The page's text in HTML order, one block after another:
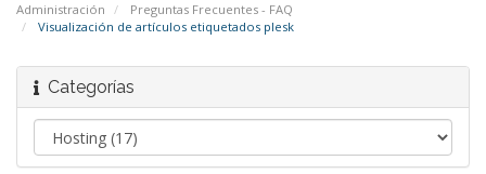
Administración
Preguntas Frecuentes - FAQ
Visualización de artículos etiquetados plesk
Categorías